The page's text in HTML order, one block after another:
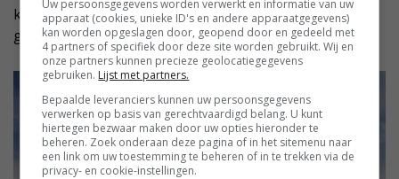
kiezen, aangezien ze wél erg intensief worden
gebruikt.'
Uw persoonsgegevens worden verwerkt en informatie van uw
apparaat (cookies, unieke ID's en andere apparaatgegevens)
kan worden opgeslagen door, geopend door en gedeeld met
4 partners of specifiek door deze site worden gebruikt. Wij en
onze partners kunnen precieze geolocatiegegevens
gebruiken. Lijst met partners.
Bepaalde leveranciers kunnen uw persoonsgegevens
verwerken op basis van gerechtvaardigd belang. U kunt
hiertegen bezwaar maken door uw opties hieronder te
beheren. Zoek onderaan deze pagina of in het sitemenu naar
een link om uw toestemming te beheren of in te trekken via de
privacy- en cookie-instellingen.